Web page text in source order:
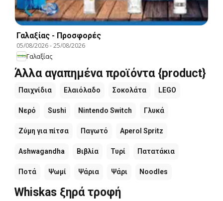
Γαλαξίας - Προσφορές
05/08/2026-25/08/2026
Γαλαξίας
Άλλα αγαπημένα προϊόντα {product}
Παιχνίδια Ελαιόλαδο Σοκολάτα LEGO
Νερό Sushi Nintendo Switch Γλυκά
Ζύμη για πίτσα Παγωτό Aperol Spritz
Ashwagandha Βιβλία Τυρί Πατατάκια
Ποτά Ψωμί Ψάρια Ψάρι Noodles
Whiskas ξηρά τροφή